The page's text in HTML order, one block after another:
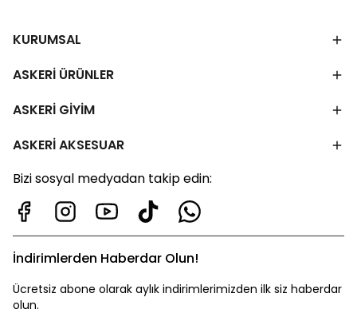
KURUMSAL
ASKERİ ÜRÜNLER
ASKERİ GİYİM
ASKERİ AKSESUAR
Bizi sosyal medyadan takip edin:
İndirimlerden Haberdar Olun!
Ücretsiz abone olarak aylık indirimlerimizden ilk siz haberdar
olun.